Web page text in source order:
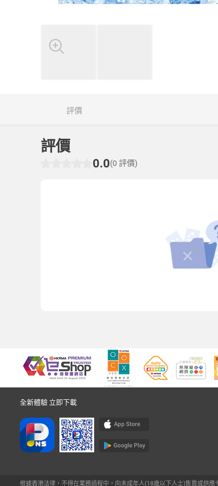
評價
評價
0.0(0 評價)
全新體驗 立即下載
根據香港法律，不得在業務過程中，向未成年人(18歲以下人士)售賣或供